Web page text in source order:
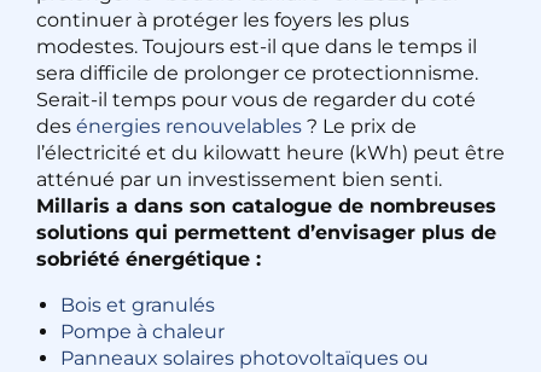
continuer à protéger les foyers les plus
modestes. Toujours est-il que dans le temps il
sera difficile de prolonger ce protectionnisme.
Serait-il temps pour vous de regarder du coté
des énergies renouvelables ? Le prix de
l’électricité et du kilowatt heure (kWh) peut être
atténué par un investissement bien senti.
Millaris a dans son catalogue de nombreuses
solutions qui permettent d’envisager plus de
sobriété énergétique :
Bois et granulés
Pompe à chaleur
Panneaux solaires photovoltaïques ou